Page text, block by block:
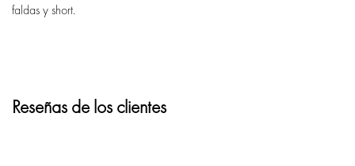
faldas y short.
Reseñas de los clientes